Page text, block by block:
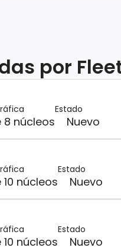
por
8 núcleos
Estado
Nuevo
10 núcleos
Estado
Nuevo
10 núcleos
Estado
Nuevo